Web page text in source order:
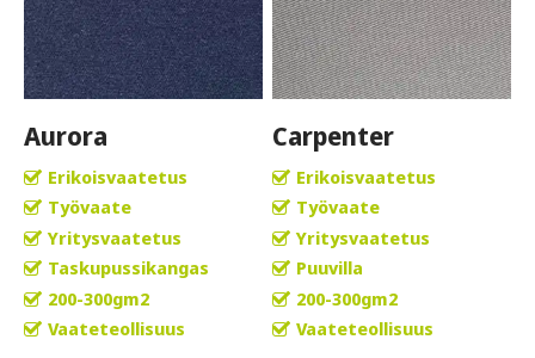
Aurora
Erikoisvaatetus
Työvaate
Yritysvaatetus
Taskupussikangas
200-300gm2
Vaateteollisuus
Carpenter
Erikoisvaatetus
Työvaate
Yritysvaatetus
Puuvilla
200-300gm2
Vaateteollisuus